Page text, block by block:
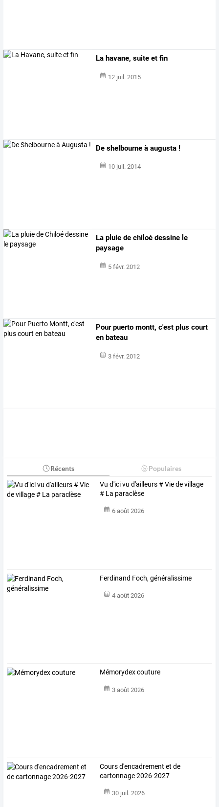
La havane, suite et fin
12 juil. 2015
De shelbourne à augusta !
10 juil. 2014
La pluie de chiloé dessine le
paysage
5 févr. 2012
Pour puerto montt, c'est plus court
en bateau
3 févr. 2012
Récents Populaires
Vu d'ici vu d'ailleurs # Vie de village
# La paraclèse
6 août 2026
Ferdinand Foch, généralissime
4 août 2026
Mémorydex couture
3 août 2026
Cours d'encadrement et de
cartonnage 2026-2027
30 juil. 2026